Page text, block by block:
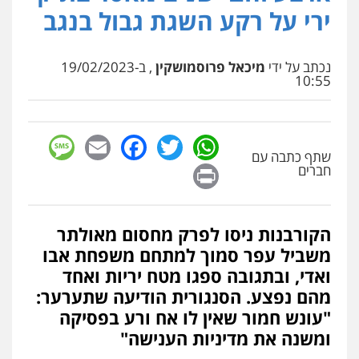
0525544654
עו"ד זוהר ארבל
עו"ד שלי גורביץ – לוי
משפט פלילי
משרד עורכי דין חן ברוך
פלילי דיני תעבורה מעצרים וחקירות
0505078733
ירי על רקע השגת גבול בנגב
נכתב על ידי מיכאל פרוסמושקין , ב-19/02/2023
10:55
שתף כתבה עם
חברים
WhatsApp
Twitter
Facebook
Email
הקורבנות ניסו לפרק מחסום מאולתר
משביל עפר סמוך למתחם משפחת אבו
ואדי, ובתגובה ספגו מטח יריות ואחד
מהם נפצע. הסנגורית הודיעה שתערער:
"עונש חמור שאין לו אח ורע בפסיקה
ומשנה את מדיניות הענישה"